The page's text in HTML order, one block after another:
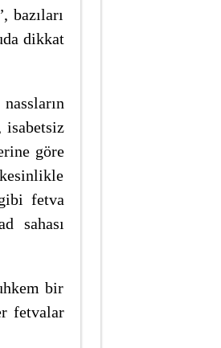
bazıları
dikkat
isabetsiz
göre
fetva
sahası
bir
fetvalar